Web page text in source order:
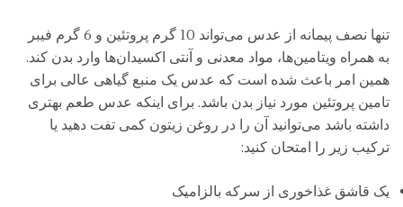
تنها نصف پیمانه از عدس می‌تواند 10 گرم پروتئین و 6 گرم فیبر
به همراه ویتامین‌ها، مواد معدنی و آنتی اکسیدان‌ها وارد بدن کند.
همین امر باعث شده است که عدس یک منبع گیاهی عالی برای
تامین پروتئین مورد نیاز بدن باشد. برای اینکه عدس طعم بهتری
داشته باشد می‌توانید آن را در روغن زیتون کمی تفت دهید یا
ترکیب زیر را امتحان کنید:
یک قاشق غذاخوری از سرکه بالزامیک